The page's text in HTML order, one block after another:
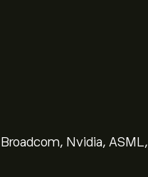
Nvidia, ASML,